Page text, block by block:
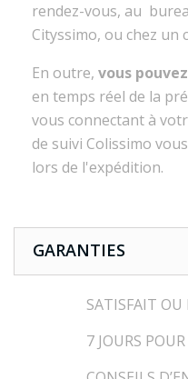
rendez-vous, au
Cityssimo, ou chez un
En outre, vous
en temps réel de la
vous connectant à
de suivi Colissimo
lors de l'expédition.
GARANTIES
SATISFAIT OU
7 JOURS